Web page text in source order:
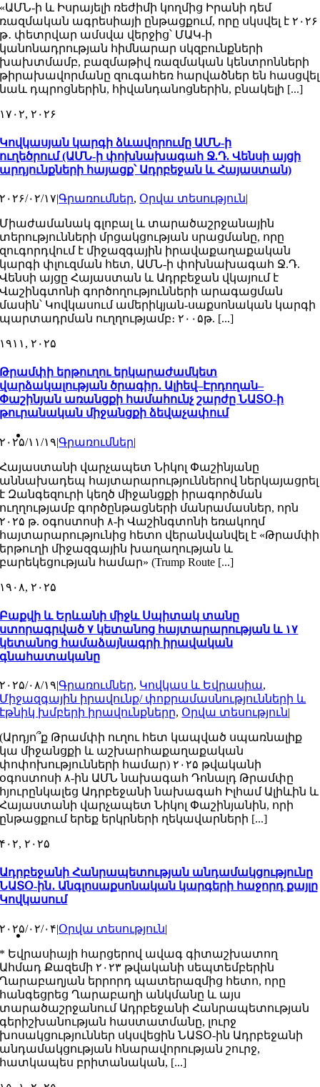
«ԱՄՆ-ի և Իսրայելի ռեժիմի կողմից Իրանի դեմ
ռազմական ագրեսիայի ընթացքում, որը սկսվել է ۲۰۲۶
թ․ փետրվար ամսվա վերջից՝ ՄԱԿ-ի
կանոնադրության հիմնարար սկզբունքների
խախտմամբ, բազմաթիվ ռազմական կենտրոնների
թիրախավորմանը զուգահեռ հարվածներ են հասցվել
նաև դպրոցներին, հիվանդանոցներին, բնակելի [...]
۱۷ ۰۲, ۲۰۲۶
Կովկասյան կարգի ձևավորումը ԱՄՆ-ի
ուղեծրում (ԱՄՆ-ի փոխնախագահ Ջ.Դ. Վենսի այցի
արդյունքների հայացք՝ Ադրբեջան և Հայաստան)
۲۰۲۶/۰۲/۱۷|Գրառումներ, Օրվա տեսություն|
Միաժամանակ գլոբալ և տարածաշրջանային
տերությունների մրցակցության սրացմանը, որը
զուգորդվում է միջազգային իրավաքաղաքական
կարգի փլուզման հետ, ԱՄՆ-ի փոխնախագահ Ջ.Դ.
Վենսի այցը Հայաստան և Ադրբեջան վկայում է
Վաշինգտոնի գործողությունների արագացման
մասին՝ Կովկասում ամերիկյան-սաքսոնական կարգի
պարտադրման ուղղությամբ։ ۲۰۰۵թ. [...]
۱۹۱۱, ۲۰۲۵
Թրամփի երթուղու երկարաժամկետ
վարձակալության ծրագիր․ Ալիեվ–Էրդողան–
Փաշինյան առանցքի համահունչ շարժը ՆԱՏՕ-ի
թուրանական միջանցքի ձեվաչափում
۲۰۲۵/۱۱/۱۹|Գրառումներ|
Հայաստանի վարչապետ Նիկոլ Փաշինյանը
աննախադեպ հայտարարություններով ներկայացրել
է Զանգեզուրի կեղծ միջանցքի իրագործման
ուղղությամբ գործընթացների մանրամասներ, որն
۲۰۲۵ թ. օգոստոսի ۸-ի Վաշինգտոնի եռակողմ
հայտարարությունից հետո վերանվանվել է «Թրամփի
երթուղի միջազգային խաղաղության և
բարեկեցության համար» (Trump Route [...]
۱۹ ۰۸, ۲۰۲۵
Բաքվի և Երևանի միջև Սպիտակ տանը
ստորագրված ۷ կետանոց հայտարարության և ۱۷
կետանոց համաձայնագրի իրավական
գնահատականը
۲۰۲۵/۰۸/۱۹|Գրառումներ, Կովկաս և Եվրասիա,
Միջազգային իրավունք/ փոքրամասնությունների և
էթնիկ խմբերի իրավունքները, Օրվա տեսություն|
(Արդյո՞ք Թրամփի ուղու հետ կապված սպառնալիք
կա միջանցքի և աշխարհաքաղաքական
փոփոխությունների համար) ۲۰۲۵ թվականի
օգոստոսի ۸-ին ԱՄՆ նախագահ Դոնալդ Թրամփը
հյուրընկալեց Ադրբեջանի նախագահ Իլհամ Ալիևին և
Հայաստանի վարչապետ Նիկոլ Փաշինյանին, որի
ընթացքում երեք երկրների ղեկավարների [...]
۴ ۰۲, ۲۰۲۵
Ադրբեջանի Հանրապետության անդամակցությունը
ՆԱՏՕ-ին․ Անգլոսաքսոնական կարգերի հաջորդ քայլը
Կովկասում
۲۰۲۵/۰۲/۰۴|Օրվա տեսություն|
* Եվրասիայի հարցերով ավագ գիտաշխատող
Ահմադ Քազեմի ۲۰۲۳ թվականի սեպտեմբերին
Ղարաբաղյան երրորդ պատերազմից հետո, որը
հանգեցրեց Ղարաբաղի անկմանը և այս
տարածաշրջանում Ադրբեջանի Հանրապետության
գերիշխանության հաստատմանը, լուրջ
խոսակցություններ սկսվեցին ՆԱՏՕ-ին Ադրբեջանի
անդամակցության հնարավորության շուրջ,
հատկապես բրիտանական, [...]